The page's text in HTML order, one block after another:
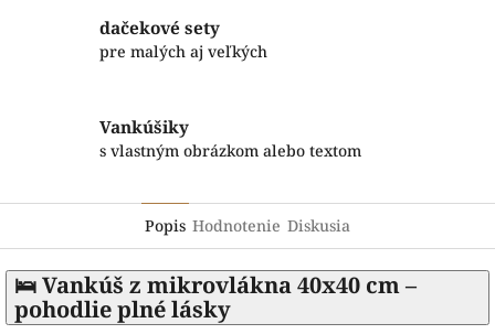
dačekové sety
pre malých aj veľkých
Vankúšiky
s vlastným obrázkom alebo textom
Popis Hodnotenie Diskusia
🛌 Vankúš z mikrovlákna 40x40 cm –
pohodlie plné lásky